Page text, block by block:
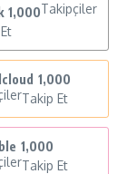
1,000Takipçiler
1,000
Takip Et
1,000
Takip Et